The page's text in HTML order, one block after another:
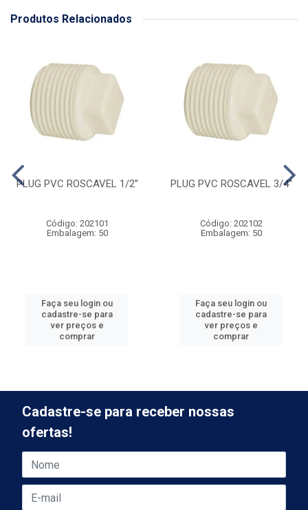
Produtos Relacionados
PLUG PVC ROSCAVEL 1/2”
Código: 202101
Embalagem: 50
Faça seu login ou
cadastre-se para
ver preços e
comprar
PLUG PVC ROSCAVEL 3/4''
Código: 202102
Embalagem: 50
Faça seu login ou
cadastre-se para
ver preços e
comprar
Cadastre-se para receber nossas
ofertas!